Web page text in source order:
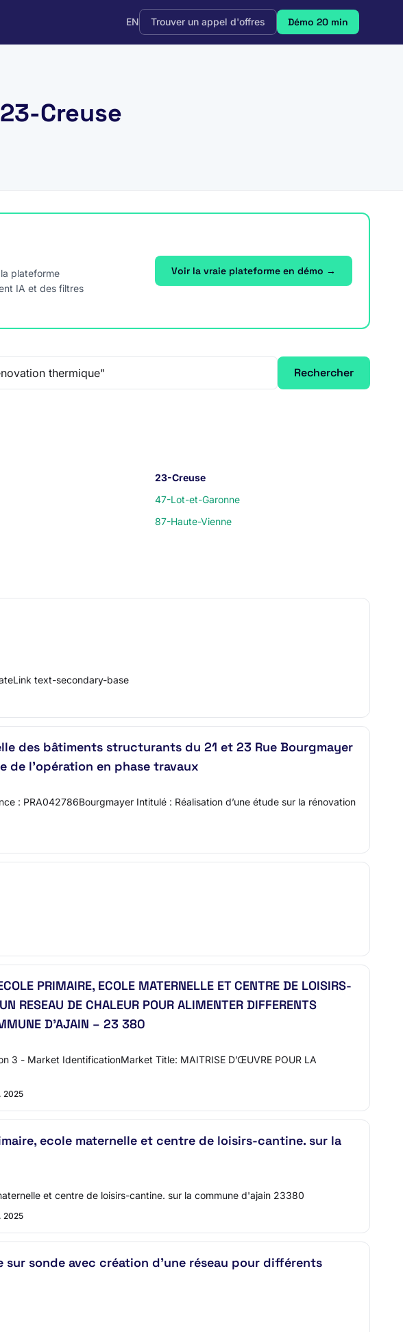
EN Trouver un appel d'offres Démo 20 min
Creuse
plateforme
IA et des filtres
Voir la vraie plateforme en démo →
Rechercher
23-Creuse
47-Lot-et-Garonne
87-Haute-Vienne
text-secondary-base
des bâtiments structurants du 21 et 23 Rue Bourgmayer
de l’opération en phase travaux
: PRA042786Bourgmayer Intitulé : Réalisation d’une étude sur la rénovation
PRIMAIRE, ECOLE MATERNELLE ET CENTRE DE LOISIRS-
RESEAU DE CHALEUR POUR ALIMENTER DIFFERENTS
D’AJAIN – 23 380
3 - Market IdentificationMarket Title: MAITRISE D’ŒUVRE POUR LA
2025
ecole maternelle et centre de loisirs-cantine. sur la
et centre de loisirs-cantine. sur la commune d'ajain 23380
2025
sonde avec création d'une réseau pour différents